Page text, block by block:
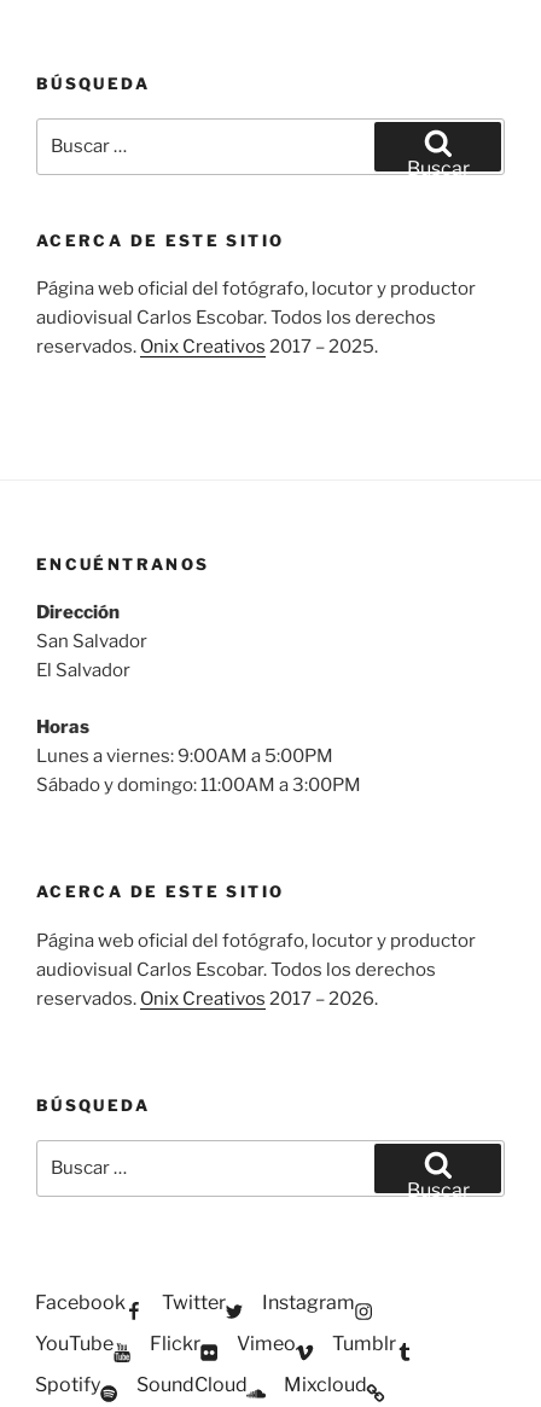
BÚSQUEDA
por:
Buscar
ACERCA DE ESTE SITIO
Página web oficial del fotógrafo, locutor y productor
audiovisual Carlos Escobar. Todos los derechos
reservados. Onix Creativos 2017 – 2025.
ENCUÉNTRANOS
Dirección
San Salvador
El Salvador
Horas
Lunes a viernes: 9:00AM a 5:00PM
Sábado y domingo: 11:00AM a 3:00PM
ACERCA DE ESTE SITIO
Página web oficial del fotógrafo, locutor y productor
audiovisual Carlos Escobar. Todos los derechos
reservados. Onix Creativos 2017 – 2026.
BÚSQUEDA
por:
Buscar
Facebook Twitter
Instagram
YouTube
Flickr Vimeo
Tumblr
Spotify
SoundCloud Mixcloud